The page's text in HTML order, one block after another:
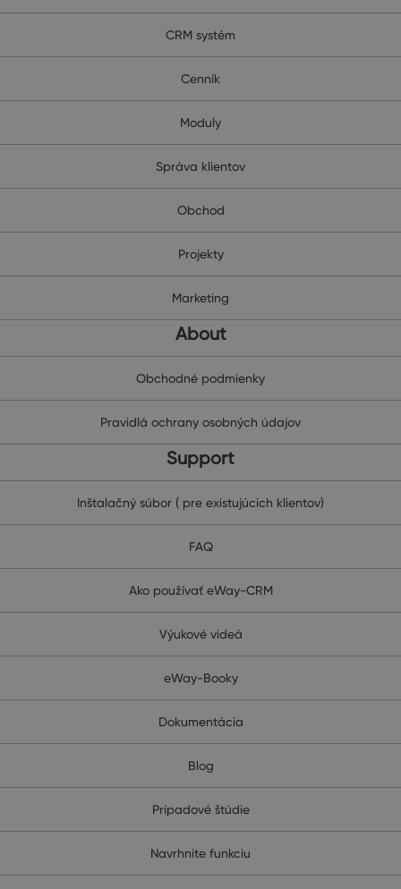
CRM systém
Cenník
Moduly
Správa klientov
Obchod
Projekty
Marketing
About
Obchodné podmienky
Pravidlá ochrany osobných údajov
Support
Inštalačný súbor ( pre existujúcich klientov)
FAQ
Ako používať eWay-CRM
Výukové videá
eWay-Booky
Dokumentácia
Blog
Prípadové štúdie
Navrhnite funkciu